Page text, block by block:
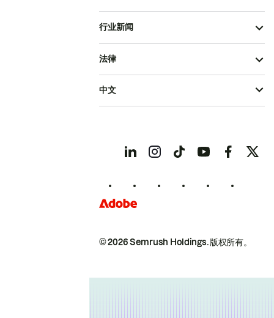
行业新闻
© 2026 Semrush Holdings.版权所有。
法律
中文